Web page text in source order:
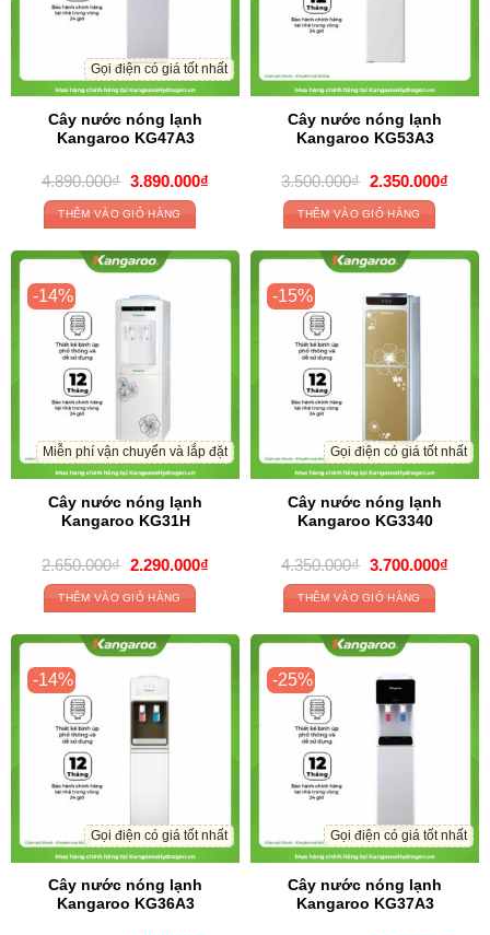
Gọi điện có giá tốt nhất
Cây nước nóng lạnh
Kangaroo KG47A3
4.890.000₫ Original
price
was:
4.890.000₫.
3.890.000₫Current
3.890.000₫.
THÊM VÀO GIỎ HÀNG
Cây nước nóng lạnh
Kangaroo KG53A3
3.500.000₫ Original
price
was:
3.500.000₫.
2.350.000₫
THÊM VÀO GIỎ HÀNG
-14%
Miễn phí vận chuyển và lắp đặt
Cây nước nóng lạnh
Kangaroo KG31H
2.650.000₫ Original
price
was:
2.650.000₫.
2.290.000₫Current
2.290.000₫.
THÊM VÀO GIỎ HÀNG
-15%
Gọi điện có giá tốt nhất
Cây nước nóng lạnh
Kangaroo KG3340
4.350.000₫ Original
price
was:
4.350.000₫.
3.700.000₫
THÊM VÀO GIỎ HÀNG
-14%
Gọi điện có giá tốt nhất
Cây nước nóng lạnh
Kangaroo KG36A3
-25%
Gọi điện có giá tốt nhất
Cây nước nóng lạnh
Kangaroo KG37A3